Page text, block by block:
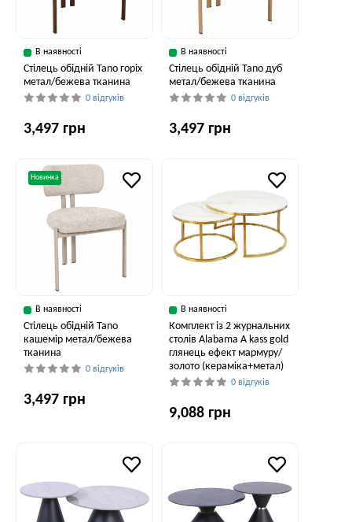
В наявності
Cтілець обідній Tano горіх
метал/бежева тканина
0 відгуків
3,497 грн
В наявності
Cтілець обідній Tano дуб
метал/бежева тканина
0 відгуків
3,497 грн
Новинка
В наявності
Cтілець обідній Tano
кашемір метал/бежева
тканина
0 відгуків
3,497 грн
В наявності
Комплект із 2 журнальних
столів Alabama A kass gold
глянець ефект мармуру/
золото (кераміка+метал)
0 відгуків
9,088 грн